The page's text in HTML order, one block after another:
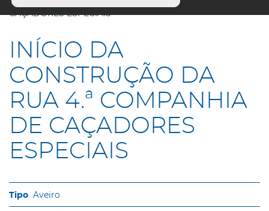
CAÇADORES ESPECIAIS
INÍCIO DA
CONSTRUÇÃO DA
RUA 4.ª COMPANHIA
DE CAÇADORES
ESPECIAIS
Aveiro